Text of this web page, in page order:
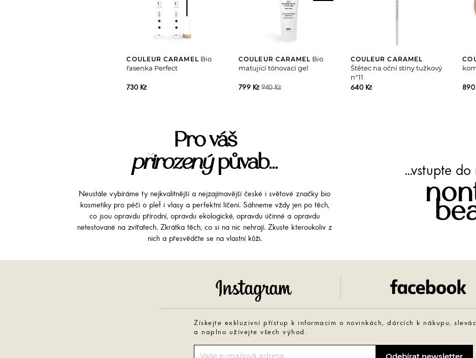
COULEUR CARAMEL Bio
řasenka Perfect
730 Kč
COULEUR CARAMEL Bio
matující tónovací gel
799 Kč940 Kč
COULEUR CARAMEL
Štětec na oční stíny tužkový
n°11
640 Kč 890
Pro váš
přirozenýpůvab...
Neustále vybíráme ty nejkvalitnější a nejzajímavější české i světové značky bio
kosmetiky pro péči o pleť i vlasy a perfektní líčení. Sáhneme vždy jen po těch,
co jsou opravdu přírodní, opravdu ekologické, opravdu účinné a opravdu
netestované na zvířatech. Zkrátka těch, co si na nic nehrají. Zkuste kteroukoliv z
nich a přesvědčte se na vlastní kůži.
...vstupte
Získejte exkluzivní přístup k informacím o novinkách, dárcích k nákupu,
a naplno užívejte všech výhod.